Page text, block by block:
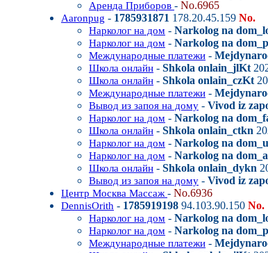
Аренда Приборов - No.6965
Aaronpug - 1785931871 178.20.45.159 No.
Нарколог на дом - Narkolog na
Нарколог на дом - Narkolog na
Международные платежи -
Школа онлайн - Shkola onlain_jlKt
Школа онлайн - Shkola onlain_czKt
Международные платежи -
Вывод из запоя на дому - Vivod iz
Нарколог на дом - Narkolog na
Школа онлайн - Shkola onlain_ctkn
Нарколог на дом - Narkolog na
Нарколог на дом - Narkolog na
Школа онлайн - Shkola onlain_dykn
Вывод из запоя на дому - Vivod iz
Центр Москва Массаж - No.6936
DennisOrith - 1785919198 94.103.90.150 No.
Нарколог на дом - Narkolog na
Нарколог на дом - Narkolog na
Международные платежи -